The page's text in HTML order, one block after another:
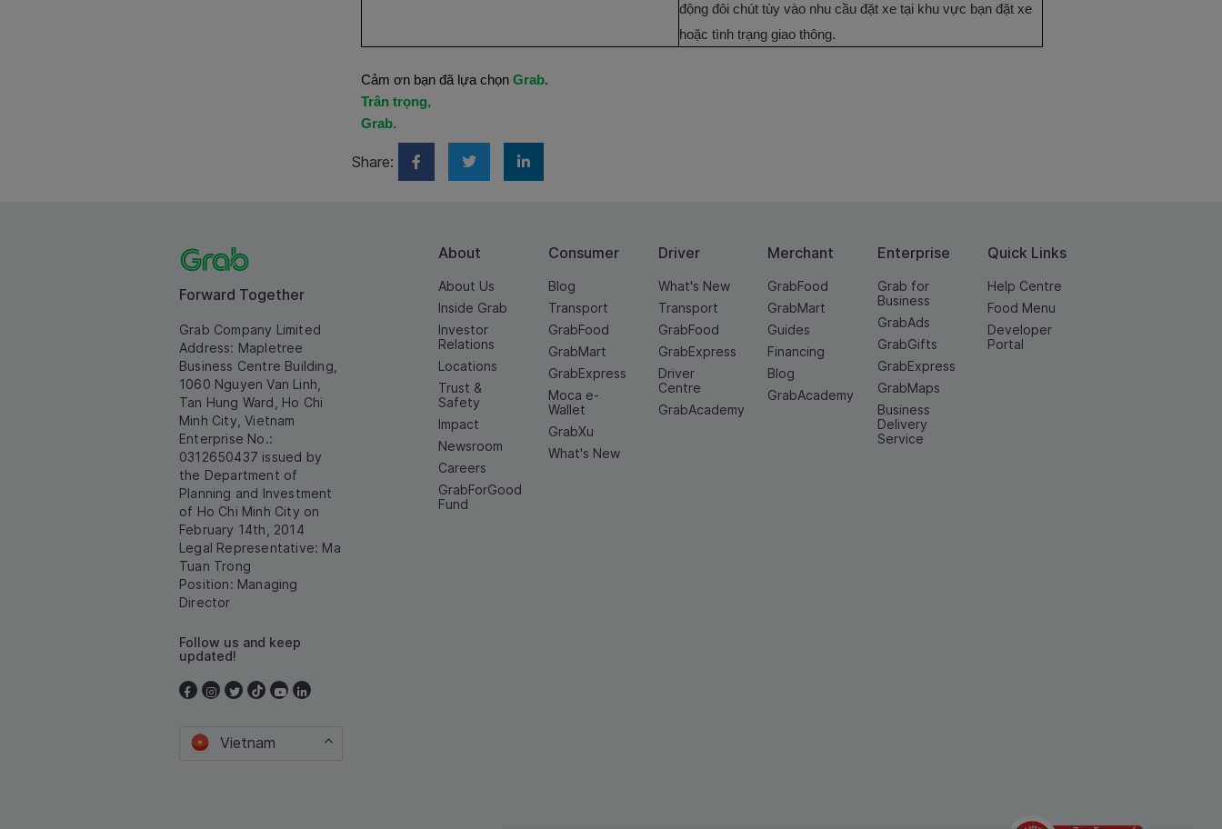
động đôi chút tùy vào nhu cầu đặt xe tại khu vực bạn đặt xe
hoặc tình trạng giao thông.
Cảm ơn bạn đã lựa chọn Grab.
Trân trọng,
Grab.
Share:
Forward Together
Grab Company Limited
Address: Mapletree
Business Centre Building,
1060 Nguyen Van Linh,
Tan Hung Ward, Ho Chi
Minh City, Vietnam
Enterprise No.:
0312650437 issued by
the Department of
Planning and Investment
of Ho Chi Minh City on
February 14th, 2014
Legal Representative: Ma
Tuan Trong
Position: Managing
Director
Follow us and keep
updated!
Vietnam
About
About Us
Inside Grab
Investor
Relations
Locations
Trust &
Safety
Impact
Newsroom
Careers
GrabForGood
Fund
Consumer
Blog
Transport
GrabFood
GrabMart
GrabExpress
Moca e-
Wallet
GrabXu
What's New
Driver
What's New
Transport
GrabFood
GrabExpress
Driver
Centre
GrabAcademy
Merchant
GrabFood
GrabMart
Guides
Financing
Blog
GrabAcademy
Enterprise
Grab for
Business
GrabAds
GrabGifts
GrabExpress
GrabMaps
Business
Delivery
Service
Quick Links
Help Centre
Food Menu
Developer
Portal